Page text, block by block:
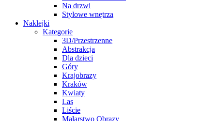
Na drzwi
Stylowe wnętrza
Naklejki
Kategorie
3D/Przestrzenne
Abstrakcja
Dla dzieci
Góry
Krajobrazy
Kraków
Kwiaty
Las
Liście
Malarstwo Obrazy